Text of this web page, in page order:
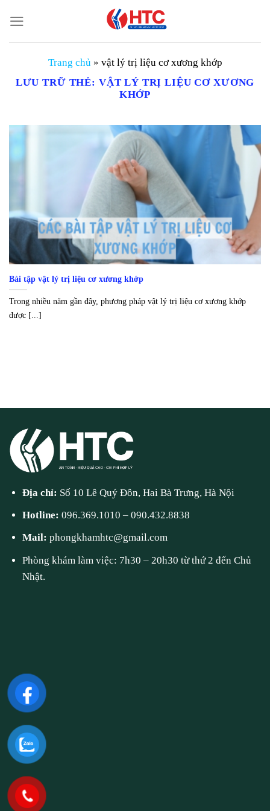
đến
nội
Trang chủ » vật lý trị liệu cơ xương khớp
LƯU TRỮ THẺ: VẬT LÝ TRỊ LIỆU CƠ XƯƠNG
KHỚP
Bài tập vật lý trị liệu cơ xương khớp
Trong nhiều năm gần đây, phương pháp vật lý trị liệu cơ xương khớp
được [...]
Địa chỉ: Số 10 Lê Quý Đôn, Hai Bà Trưng, Hà Nội
Hotline:096.369.1010 –090.432.8838
Mail:phongkhamhtc@gmail.com
Phòng khám làm việc: 7h30 – 20h30 từ thứ 2 đến Chủ
Nhật.